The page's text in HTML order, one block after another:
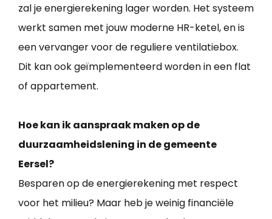
zal je energierekening lager worden. Het systeem
werkt samen met jouw moderne HR-ketel, en is
een vervanger voor de reguliere ventilatiebox.
Dit kan ook geïmplementeerd worden in een flat
of appartement.
Hoe kan ik aanspraak maken op de
duurzaamheidslening in de gemeente
Eersel?
Besparen op de energierekening met respect
voor het milieu? Maar heb je weinig financiële